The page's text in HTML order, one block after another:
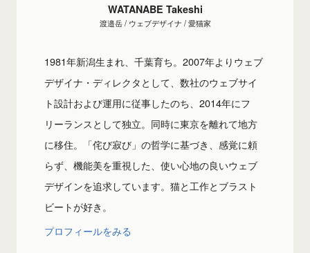
WATANABE Takeshi
渡邉岳 / ウェブデザイナ / 愛猫家
1981年新潟生まれ、千葉育ち。2007年よりウェブ
デザイナ・ディレクタとして、数社のウェブサイ
ト設計および運用に従事したのち、2014年にフ
リーランスとして独立。同時に東京を離れて地方
に移住。「侘び寂び」の哲学に基づき、感覚に頼
らず、機能美を重視した、使い心地の良いウェブ
デザインを追求しています。猫と工作とブラスト
ビートが好き。
プロフィールをみる